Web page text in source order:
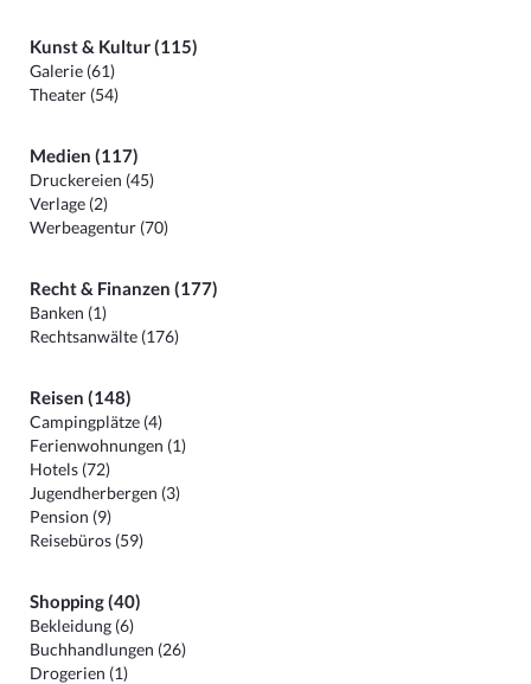
Kunst & Kultur (115)
Galerie (61)
Theater (54)
Medien (117)
Druckereien (45)
Verlage (2)
Werbeagentur (70)
Recht & Finanzen (177)
Banken (1)
Rechtsanwälte (176)
Reisen (148)
Campingplätze (4)
Ferienwohnungen (1)
Hotels (72)
Jugendherbergen (3)
Pension (9)
Reisebüros (59)
Shopping (40)
Bekleidung (6)
Buchhandlungen (26)
Drogerien (1)